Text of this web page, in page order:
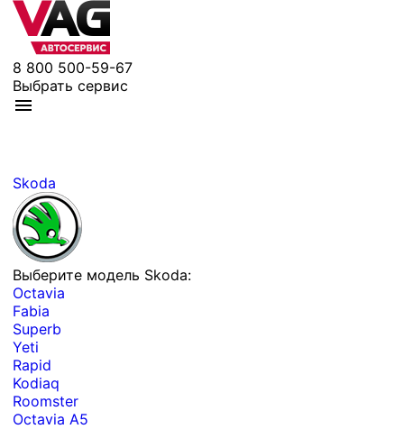
8 800 500-59-67
Выбрать сервис
Skoda
Выберите модель Skoda:
Octavia
Fabia
Superb
Yeti
Rapid
Kodiaq
Roomster
Octavia A5